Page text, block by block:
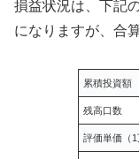
損益状況は、下記
になりますが、合
累積投資額
残高口数
評価単価（1